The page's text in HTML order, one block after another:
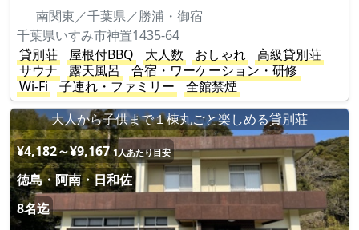
南関東／千葉県／勝浦・御宿
千葉県いすみ市神置1435-64
貸別荘
屋根付BBQ 大人数 おしゃれ
高級貸別荘
サウナ
露天風呂
合宿・ワーケーション・研修
Wi-Fi
子連れ・ファミリー
全館禁煙
大人から子供まで１棟丸ごと楽しめる貸別荘
¥4,182～¥9,167 1人あたり目安
徳島・阿南・日和佐
8名迄